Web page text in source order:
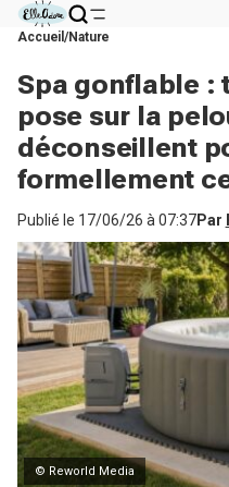
Accueil Nature
Spa gonflable :
pose sur la
déconseillent
formellement
Publié le 17/06/26 à 07:37Par
© Reworld Media